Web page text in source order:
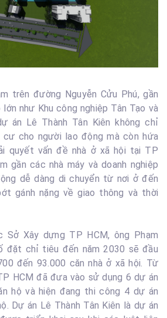
trên đường Nguyễn Cửu Phú, gần
như Khu công nghiệp Tân Tạo và
án Lê Thành Tân Kiên không chỉ
cư cho người lao động mà còn hứa
quyết vấn đề nhà ở xã hội tại TP
gần các nhà máy và doanh nghiệp
dễ dàng di chuyển từ nơi ở đến
gánh nặng về giao thông và thời
Sở Xây dựng TP HCM, ông Phạm
đặt chỉ tiêu đến năm 2030 sẽ đầu
đến 93.000 căn nhà ở xã hội. Từ
HCM đã đưa vào sử dụng 6 dự án
hộ và hiện đang thi công 4 dự án
Dự án Lê Thành Tân Kiên là dự án